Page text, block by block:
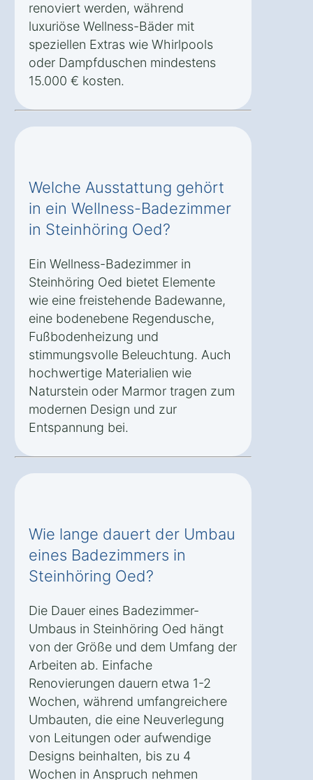
renoviert werden, während
luxuriöse Wellness-Bäder mit
speziellen Extras wie Whirlpools
oder Dampfduschen mindestens
15.000 € kosten.
Welche Ausstattung gehört
in ein Wellness-Badezimmer
in Steinhöring Oed?
Ein Wellness-Badezimmer in
Steinhöring Oed bietet Elemente
wie eine freistehende Badewanne,
eine bodenebene Regendusche,
Fußbodenheizung und
stimmungsvolle Beleuchtung. Auch
hochwertige Materialien wie
Naturstein oder Marmor tragen zum
modernen Design und zur
Entspannung bei.
Wie lange dauert der Umbau
eines Badezimmers in
Steinhöring Oed?
Die Dauer eines Badezimmer-
Umbaus in Steinhöring Oed hängt
von der Größe und dem Umfang der
Arbeiten ab. Einfache
Renovierungen dauern etwa 1-2
Wochen, während umfangreichere
Umbauten, die eine Neuverlegung
von Leitungen oder aufwendige
Designs beinhalten, bis zu 4
Wochen in Anspruch nehmen